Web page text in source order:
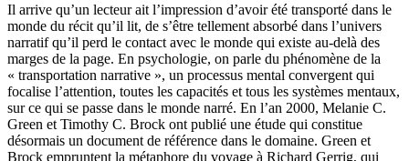
Il arrive qu’un lecteur ait l’impression d’avoir été transporté dans le
monde du récit qu’il lit, de s’être tellement absorbé dans l’univers
narratif qu’il perd le contact avec le monde qui existe au-delà des
marges de la page. En psychologie, on parle du phénomène de la
« transportation narrative », un processus mental convergent qui
focalise l’attention, toutes les capacités et tous les systèmes mentaux,
sur ce qui se passe dans le monde narré. En l’an 2000, Melanie C.
Green et Timothy C. Brock ont publié une étude qui constitue
désormais un document de référence dans le domaine. Green et
Brock empruntent la métaphore du voyage à Richard Gerrig, qui